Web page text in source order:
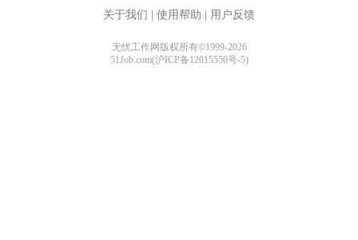
关于我们 使用帮助 用户反馈
无忧工作网版权所有©1999-2026
51Job.com(沪ICP备12015550号-5)